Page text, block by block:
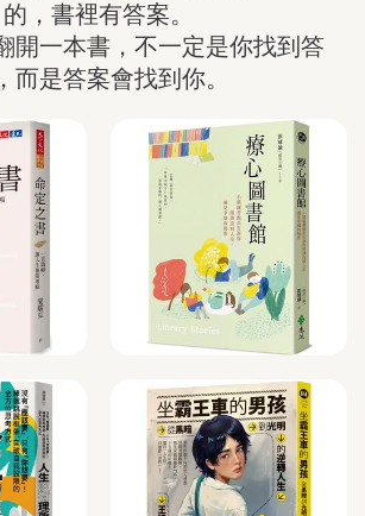
的，書裡有答案。
開一本書，不一定是你找到答
而是答案會找到你。